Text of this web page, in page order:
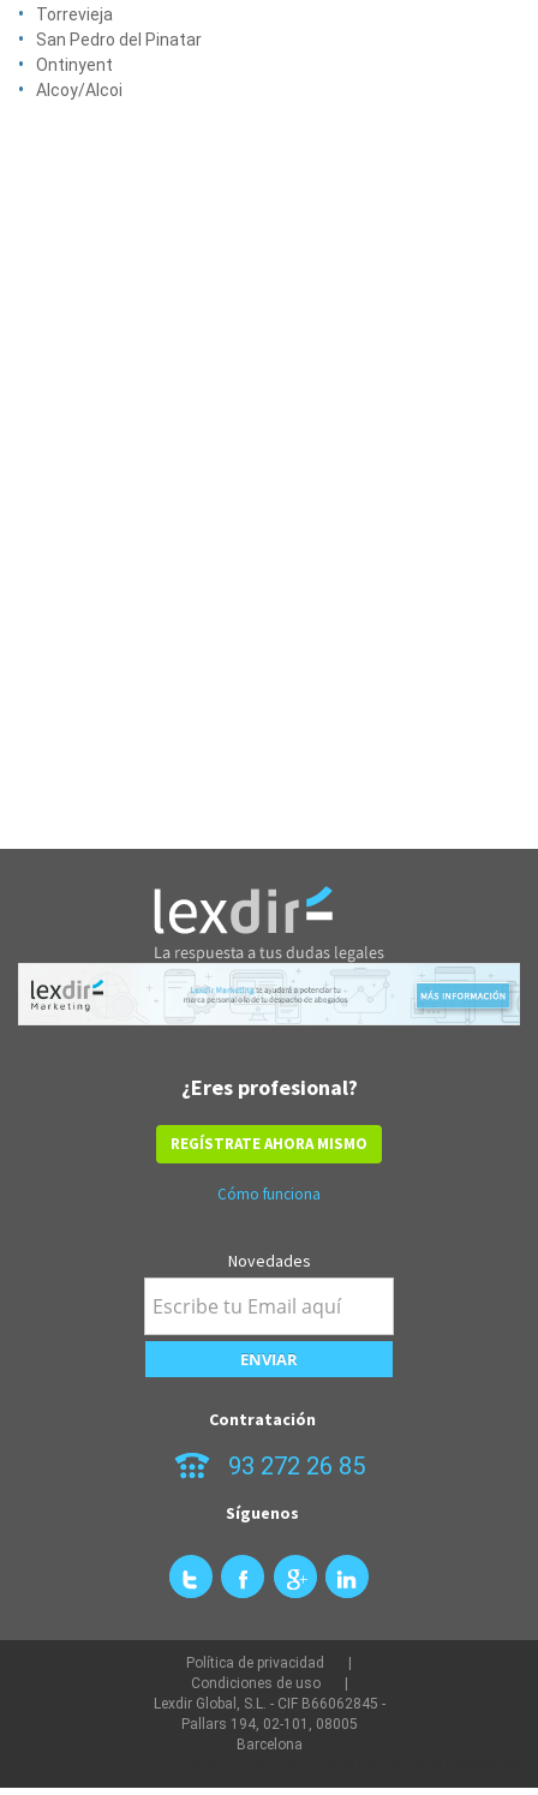
Torrevieja
San Pedro del Pinatar
Ontinyent
Alcoy/Alcoi
¿Eres profesional?
REGÍSTRATE AHORA MISMO
Cómo funciona
Novedades
Contratación
93 272 26 85
Síguenos
Política de privacidad
Condiciones de uso
Lexdir Global, S.L. - CIF B66062845 -
Pallars 194, 02-101, 08005
Barcelona